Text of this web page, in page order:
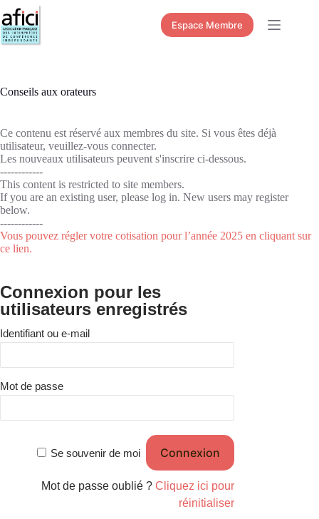
Passer
au
contenu
Espace Membre
Conseils aux orateurs
Ce contenu est réservé aux membres du site. Si vous êtes déjà
utilisateur, veuillez-vous connecter.
Les nouveaux utilisateurs peuvent s'inscrire ci-dessous.
------------
This content is restricted to site members.
If you are an existing user, please log in. New users may register
below.
------------
Vous pouvez régler votre cotisation pour l’année 2025 en cliquant sur
ce lien.
Connexion pour les
utilisateurs enregistrés
Identifiant ou e-mail
Mot de passe
Se souvenir de moi
Mot de passe oublié ?Cliquez ici pour
réinitialiser